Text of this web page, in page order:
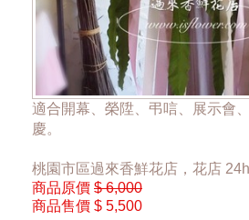
適合開幕、榮陞、弔唁、展示會
慶。
桃園市區過來香鮮花店，花店
傳達心意。
商品原價 $ 6,000
商品售價 $ 5,500